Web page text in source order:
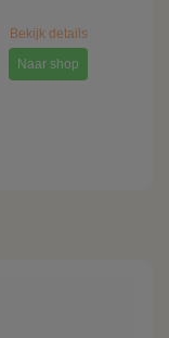
Bekijk details
Naar shop